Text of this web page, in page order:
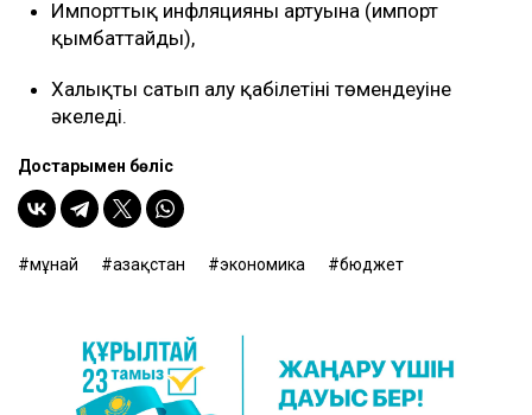
Импорттық инфляцияның артуына (импорт
қымбаттайды),
Халықтың сатып алу қабілетінің төмендеуіне
әкеледі.
Достарыңмен бөліс
мұнай Қазақстан экономика бюджет